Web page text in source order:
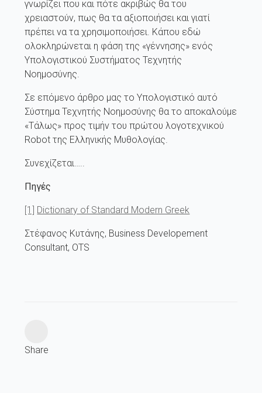
Share
γνωρίζει που και πότε ακριβώς θα του
χρειαστούν, πως θα τα αξιοποιήσει και γιατί
πρέπει να τα χρησιμοποιήσει. Κάπου εδώ
ολοκληρώνεται η φάση της «γέννησης» ενός
Υπολογιστικού Συστήματος Τεχνητής
Νοημοσύνης.
Σε επόμενο άρθρο μας το Υπολογιστικό αυτό
Σύστημα Τεχνητής Νοημοσύνης θα το αποκαλούμε
«Τάλως» προς τιμήν του πρώτου λογοτεχνικού
Robot της Ελληνικής Μυθολογίας.
Συνεχίζεται…..
Πηγές
[1] Dictionary of Standard Modern Greek
Στέφανος Κυτάνης, Business Developement
Consultant, OTS